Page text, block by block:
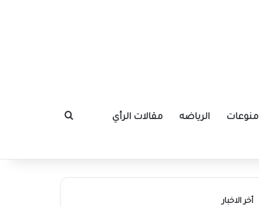
منوعات الرياضه مقالات الرأي بحث عن
أخر الاخبار